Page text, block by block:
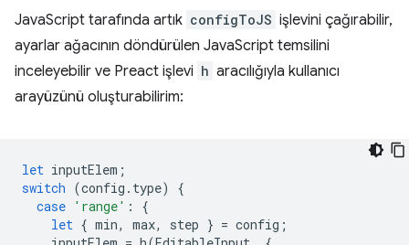
JavaScript tarafında artık configToJS işlevini çağırabilir,
ayarlar ağacının döndürülen JavaScript temsilini
inceleyebilir ve Preact işlevi h aracılığıyla kullanıcı
arayüzünü oluşturabilirim:
let inputElem ;
switch (config . type)
{
case 'range' :
{
let { min, max, step } = config ;